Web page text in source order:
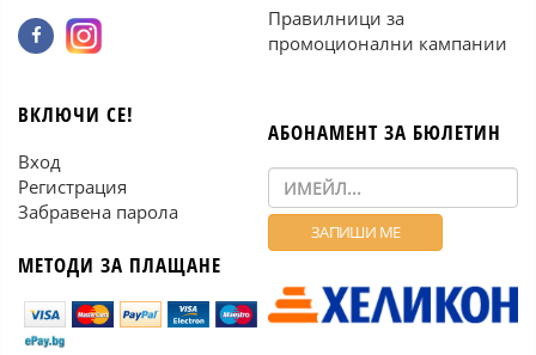
Правилници за
промоционални кампании
ВКЛЮЧИ СЕ!
Вход
Регистрация
Забравена парола
МЕТОДИ ЗА ПЛАЩАНЕ
АБОНАМЕНТ ЗА БЮЛЕТИН